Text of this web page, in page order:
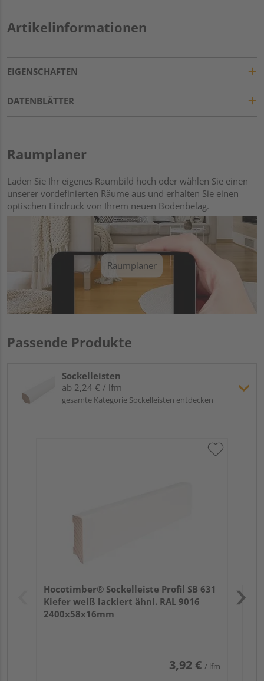
Artikelinformationen
EIGENSCHAFTEN
DATENBLÄTTER
Raumplaner
Laden Sie Ihr eigenes Raumbild hoch oder wählen Sie einen
unserer vordefinierten Räume aus und erhalten Sie einen
optischen Eindruck von Ihrem neuen Bodenbelag.
Raumplaner
Passende Produkte
Sockelleisten
ab 2,24 € / lfm
gesamte Kategorie Sockelleisten entdecken
Hocotimber® Sockelleiste Profil SB 631
Kiefer weiß lackiert ähnl. RAL 9016
2400x58x16mm
3,92 € / lfm